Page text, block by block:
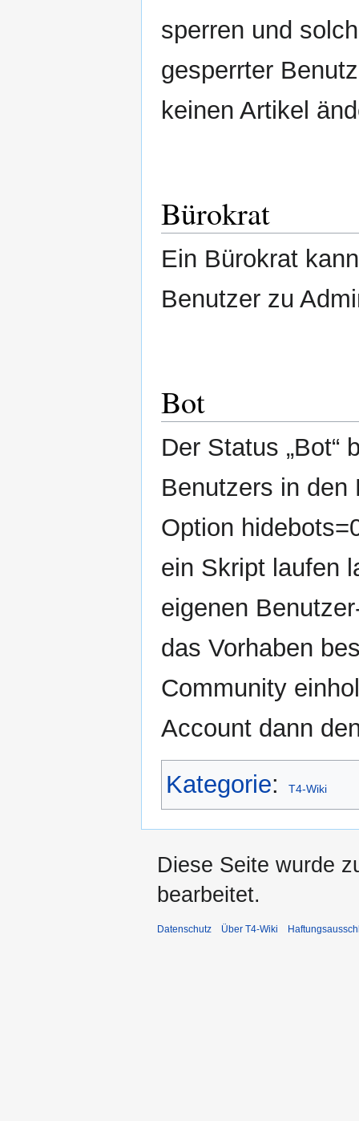
sperren und
gesperrter
keinen Artikel
Bürokrat
Ein Bürokrat
Benutzer zu
Bot
Der Status „Bot“
Benutzers in den
Option
ein Skript laufen
eigenen
das Vorhaben
Community
Account dann
Kategorie: T4-Wiki
Diese Seite wurde
bearbeitet.
Datenschutz Über T4-Wiki